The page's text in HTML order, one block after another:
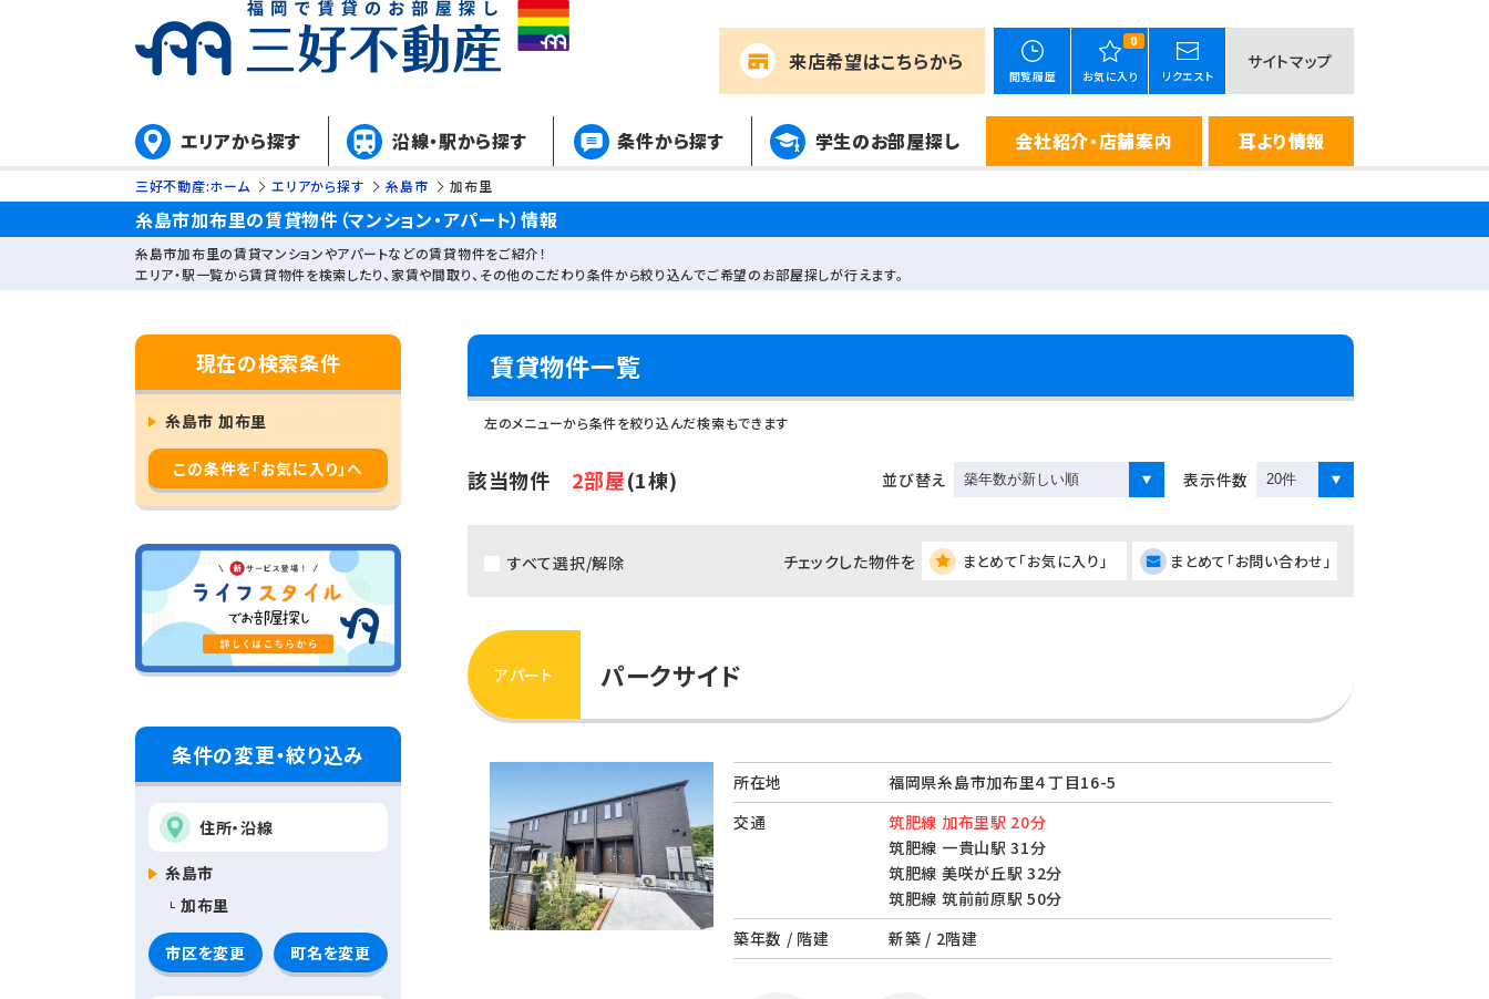
来店希望はこちらから
閲覧履歴
0
お気に入り リクエスト
サイトマップ
エリアから探す 沿線・駅から探す 条件から探す 学生のお部屋探し 会社紹介・店舗案内 耳より情報
三好不動産:ホーム エリアから探す 糸島市 加布里
糸島市加布里の賃貸物件（マンション・アパート）情報
糸島市加布里の賃貸マンションやアパートなどの賃貸物件をご紹介！
エリア・駅一覧から賃貸物件を検索したり、家賃や間取り、その他のこだわり条件から絞り込んでご希望のお部屋探しが行えます。
現在の検索条件
糸島市 加布里
この条件を「お気に入り」へ
条件の変更・絞り込み
住所・沿線
糸島市
加布里
市区を変更 町名を変更
賃貸物件一覧
左のメニューから条件を絞り込んだ検索もできます
該当物件 2部屋(1棟) 並び替え 表示件数
すべて選択/解除 チェックした物件を まとめて「お気に入り」 まとめて「お問い合わせ」
アパート パークサイド
所在地
福岡県糸島市加布里４丁目16-5
交通
筑肥線 加布里駅 20分
筑肥線 一貴山駅 31分
筑肥線 美咲が丘駅 32分
筑肥線 筑前前原駅 50分
築年数 / 階建
新築 / 2階建